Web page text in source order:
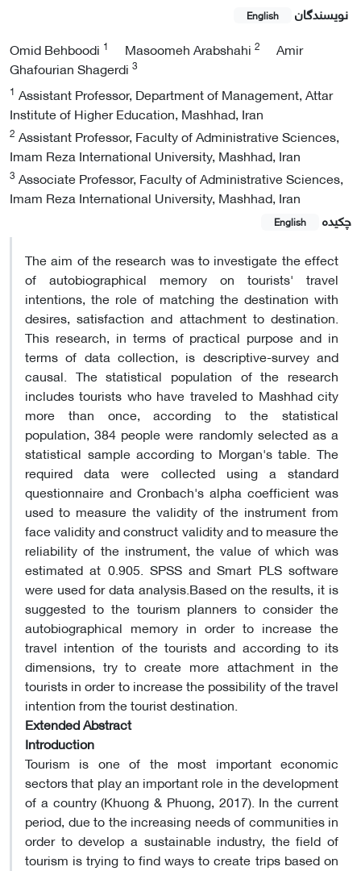
نویسندگان English
Omid Behboodi 1 Masoomeh Arabshahi 2
Amir
Ghafourian Shagerdi 3
1 Assistant Professor, Department of Management, Attar
Institute of Higher Education, Mashhad, Iran
2 Assistant Professor, Faculty of Administrative Sciences,
Imam Reza International University, Mashhad, Iran
3 Associate Professor, Faculty of Administrative Sciences,
Imam Reza International University, Mashhad, Iran
چکیده
English
The aim of the research was to investigate the effect
of autobiographical memory on tourists' travel
intentions, the role of matching the destination with
desires, satisfaction and attachment to destination.
This research, in terms of practical purpose and in
terms of data collection, is descriptive-survey and
causal. The statistical population of the research
includes tourists who have traveled to Mashhad city
more than once, according to the statistical
population, 384 people were randomly selected as a
statistical sample according to Morgan's table. The
required data were collected using a standard
questionnaire and Cronbach's alpha coefficient was
used to measure the validity of the instrument from
face validity and construct validity and to measure the
reliability of the instrument, the value of which was
estimated at 0.905. SPSS and Smart PLS software
were used for data analysis.Based on the results, it is
suggested to the tourism planners to consider the
autobiographical memory in order to increase the
travel intention of the tourists and according to its
dimensions, try to create more attachment in the
tourists in order to increase the possibility of the travel
intention from the tourist destination.
Extended Abstract
Introduction
Tourism is one of the most important economic
sectors that play an important role in the development
of a country (Khuong & Phuong, 2017). In the current
period, due to the increasing needs of communities in
order to develop a sustainable industry, the field of
tourism is trying to find ways to create trips based on